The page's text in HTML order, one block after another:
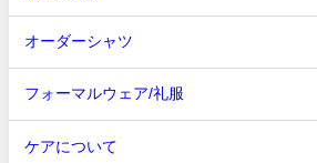
オーダーシャツ
フォーマルウェア/礼服
ケアについて